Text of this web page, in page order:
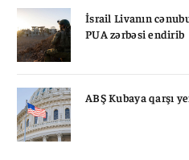
İsrail Livanın
PUA zərbəsi endirib
ABŞ Kubaya qarşı